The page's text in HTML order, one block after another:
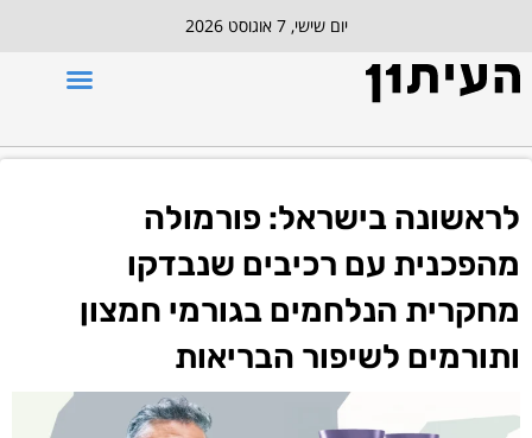
יום שישי, 7 אוגוסט 2026
לראשונה בישראל: פורמולה
מהפכנית עם רכיבים שנבדקו
מחקרית הנלחמים בגורמי חמצון
ותורמים לשיפור הבריאות